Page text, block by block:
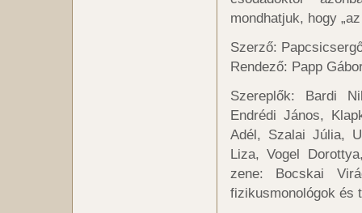
mondhatjuk, hogy
Szerző:
Rendező: Papp
Szereplők: Bardi
Endrédi János,
Adél, Szalai Júlia,
Liza, Vogel
zene: Bocskai
fizikusmonológok és